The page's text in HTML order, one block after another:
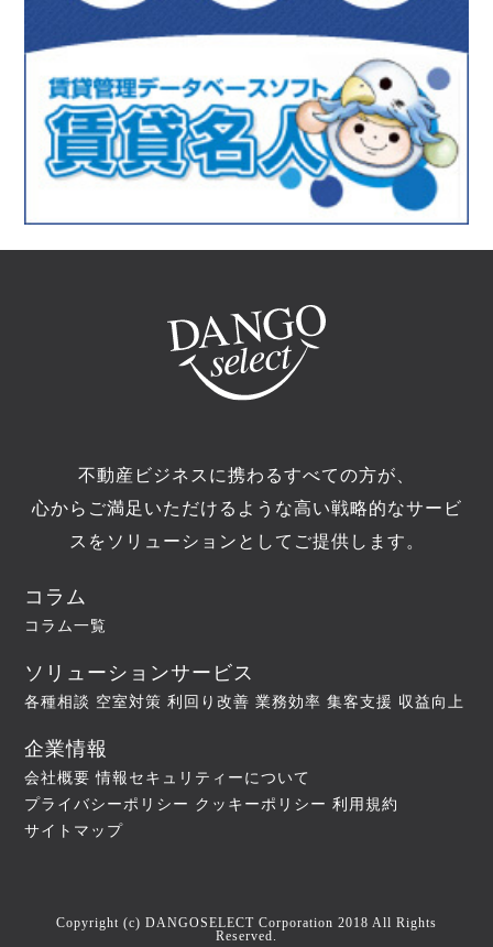
不動産ビジネスに携わるすべての方が、
心からご満足いただけるような高い戦略的なサービ
スをソリューションとしてご提供します。
コラム
コラム一覧
ソリューションサービス
各種相談 空室対策 利回り改善 業務効率 集客支援 収益向上
企業情報
会社概要 情報セキュリティーについて
プライバシーポリシー クッキーポリシー 利用規約
サイトマップ
Copyright (c) DANGOSELECT Corporation 2018 All Rights
Reserved.